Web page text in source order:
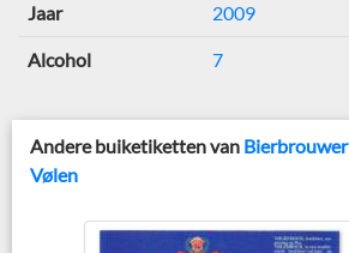
Jaar 2009
Alcohol 7
Andere buiketiketten van
Vølen